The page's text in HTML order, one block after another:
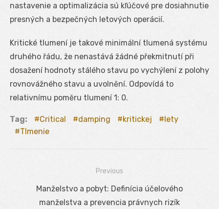
nastavenie a optimalizácia sú kľúčové pre dosiahnutie
presných a bezpečných letových operácií.
Kritické tlumení je takové minimální tlumená systému
druhého řádu, že nenastává žádné překmitnutí při
dosažení hodnoty stálého stavu po vychýlení z polohy
rovnovážného stavu a uvolnění. Odpovídá to
relativnímu poměru tlumení 1: 0.
Tag: Critical damping kritickej
lety
Tlmenie
Navigácia
Previous
PreviousManželstvo a pobyt: Definícia účelového
manželstva a prevencia právnych rizík